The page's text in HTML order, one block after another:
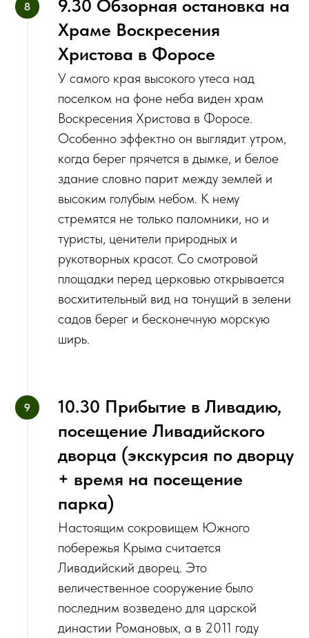
9.30 Обзорная остановка на
Храме Воскресения
Христова в Форосе
У самого края высокого утеса над
поселком на фоне неба виден храм
Воскресения Христова в Форосе.
Особенно эффектно он выглядит утром,
когда берег прячется в дымке, и белое
здание словно парит между землей и
высоким голубым небом. К нему
стремятся не только паломники, но и
туристы, ценители природных и
рукотворных красот. Со смотровой
площадки перед церковью открывается
восхитительный вид на тонущий в зелени
садов берег и бесконечную морскую
ширь.
10.30 Прибытие в Ливадию,
посещение Ливадийского
дворца (экскурсия по дворцу
+ время на посещение
парка)
Настоящим сокровищем Южного
побережья Крыма считается
Ливадийский дворец. Это
величественное сооружение было
последним возведено для царской
династии Романовых, а в 2011 году